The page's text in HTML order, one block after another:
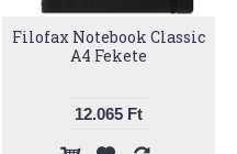
Filofax Notebook Classic
A4 Fekete
12.065 Ft